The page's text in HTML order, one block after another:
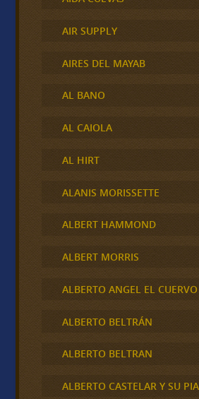
AIR SUPPLY
AIRES DEL MAYAB
AL BANO
AL CAIOLA
AL HIRT
ALANIS MORISSETTE
ALBERT HAMMOND
ALBERT MORRIS
ALBERTO ANGEL EL CUERVO
ALBERTO BELTRÁN
ALBERTO BELTRAN
ALBERTO CASTELAR Y SU